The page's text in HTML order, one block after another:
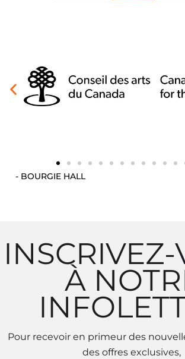
- BOURGIE HALL
INSCRIVEZ-
À
Pour recevoir en primeur des
des offres exclusives,